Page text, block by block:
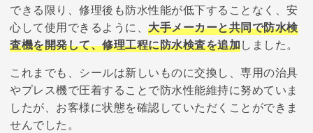
できる限り、修理後も防水性能が低下することなく、安
心して使用できるように、大手メーカーと共同で防水検
査機を開発して、修理工程に防水検査を追加しました。
これまでも、シールは新しいものに交換し、専用の治具
やプレス機で圧着することで防水性能維持に努めていま
したが、お客様に状態を確認していただくことができま
せんでした。